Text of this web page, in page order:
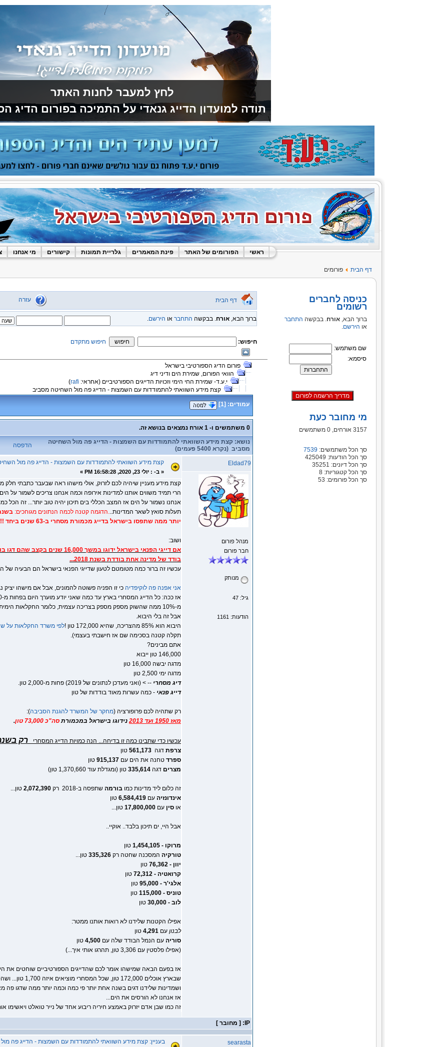
לחץ למעבר לחנות האתר
תודה למועדון הדייג גנאדי על התמיכה בפורום הדיג
ראשי הפורומים של האתר פינת המאמרים גלריית תמונות קישורים מי אנחנו
דף הבית פורומים
כניסה לחברים
רשומים
ברוך הבא, אורח. בבקשה התחבר
או הירשם.
שם משתמש:
סיסמא:
מי מחובר כעת
3157 אורחים, 0 משתמשים
סך הכל משתמשים: 7539
סך הכל הודעות: 425049
סך הכל דיונים: 35251
סך הכל קטגוריות: 8
סך הכל פורומים: 53
דף הבית עזרה
ברוך הבא, אורח. בבקשה התחבר או הירשם.
חיפוש: חיפוש מתקדם
פורום הדיג הספורטיבי בישראל
הוואי הפורום, שמירת הים ודיני דיג
י.ע.ד- שמירת החי הימי וזכויות הדייגים הספורטיביים (אחראי: rafi
)
קצת מידע השוואתי להתמודדות עם השמצות - הדייג פה מול השחיטה מסביב
עמודים: [
1
]
0 משתמשים ו- 1 אורח נמצאים בנושא זה.
נושא: קצת מידע השוואתי להתמודדות עם השמצות - הדייג פה מול השחיטה
מסביב (נקרא 5400 פעמים)
הדפסה
Eldad79
מנהל פורום
חבר פורום
מנותק
גיל: 47
הודעות: 1161
קצת מידע השוואתי להתמודדות עם השמצות - הדייג פה מול
« ב- : יולי 23, 2020, 16:58:28 PM »
קצת מידע מעניין שיהיה לכם לזרוק, אולי מישהו ראה שבעבר כתבתי חלק
הרי תמיד משווים אותנו למדינות אירופה וכמה אנחנו צריכים לשמור על
אנחנו נשמור על הים אז המצב הכללי בים תיכון יהיה טוב יותר... זה הכל
תעלות סואץ לשאר המדינות...הדגמה קטנה לכמה הנתונים מגוחכים:
יותר ממה שתפסו בישראל בדייג מכמורת מסחרי ב-63 שנים ביחד !!!
ושוב:
בודד של מדינה אחת בודדת בשנת 2018...
עכשיו זה ברור כמה מטומטם לטעון שדייגי הפנאי בישראל הם הבעיה של
אני אפנה פה לוקיפדיה כי זו הפניה פשוטה להמונים, אבל אם מישהו יציק
אבל זה בלי היבוא.
היבוא הוא 85% מהצריכה, שהיא 172,000 טון !
לפי משרד החקלאות על שנת
תקלה קטנה בסכימה שם אז חישבתי בעצמי).
אתם מבינים?
146,000 טון ייבוא
מדגה יבשה 16,000 טון
מדגה ימי 2,500 טון
דיג מסחרי -- > (ואני מעדכן לנתונים של 2019) פחות מ-2,000 טון.
דייג פנאי - כמה עשרות מאוד בודדות של טון
רק שתהיה לכם פרופורציה (מחקר של המשרד להגנת הסביבה):
מאז 1950 ועד 2013
נידוגו בישראל במכמורתסה"כ 73,000 טון .
עכשיו כדי שתבינו כמה זו בדיחה... הנה כמויות הדייג המסחרי רק בשנת 2018
צרפת דגה 561,173 טון
ספרד טחנה את הים עם 915,137 טון
מצרים דגה 335,614 טון (ומגדלת עוד 1,370,660 טון)
זה כלום ליד מדינות כמו בורמה שתפסה ב-2018 רק 2,072,390 טון...
אינדונזיה עם 6,584,419 טון
או סין עם 17,800,000 טון...
אבל היי, ים תיכון בלבד.. אוקיי..
מרוקו - 1,454,105
טון
טורקיה המסכנה שחטה רק 335,326 טון...
יוון - 76,362
טון
קרואטיה - 72,312
טון
אלגי'ר - 95,000
טון
טוניס - 115,000
טון
לוב - 30,000
טון
אפילו הקטנות שלידנו לא רואות אותנו ממטר:
לבנון עם 4,291 טון
סוריה עם הנמל הבודד שלה עם 4,500 טון
(אפילו פלסטין עם 3,306 טון, תהרגו אותי איך...)
אז בפעם הבאה שמישהו אומר לכם שהדייגים הספורטיביים שוחטים את
שבארץ אוכלים 172,000 טון, שכל המסחרי מוציאים איזה 1,700 טון... ושהספורטיביים מוציאים גרגר...
ושמדינות שלידנו דגים בשנה אחת יותר פי כמה וכמה יותר ממה שדגו פה מאז
אז אנחנו לא הורסים את הים...
זה כמו שבן אדם יזרוק באמצע חיריה ריבוע אחד של נייר טואלט ויאשימו
searasta בעניין: קצת מידע השוואתי להתמודדות עם השמצות - הדייג פה